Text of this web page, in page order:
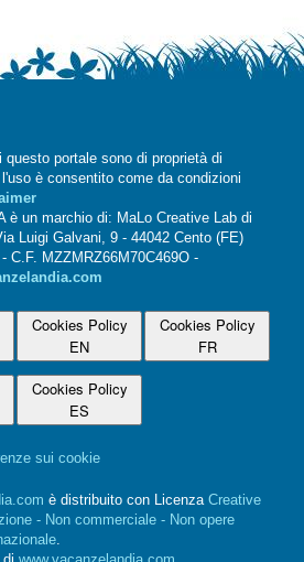
questo portale sono di proprietà di
è consentito come da condizioni
è un marchio di: MaLo Creative Lab di
Luigi Galvani, 9 - 44042 Cento (FE)
C.F. MZZMRZ66M70C469O -
Cookies Policy
EN
Cookies Policy
FR
Cookies Policy
ES
sui cookie
è distribuito con Licenza Creative
- Non commerciale - Non opere
.